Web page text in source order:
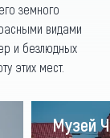
земного
видами
и безлюдных
этих мест.
Музей